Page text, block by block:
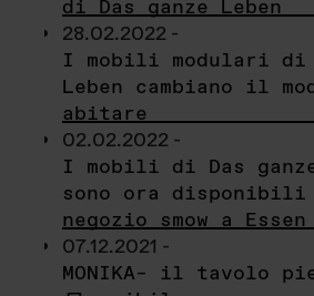
di Das ganze Leben
28.02.2022 -
I mobili modulari di
Leben cambiano il
abitare
02.02.2022 -
I mobili di Das
sono ora disponibili
negozio smow a Essen
07.12.2021 -
MONIKA– il tavolo